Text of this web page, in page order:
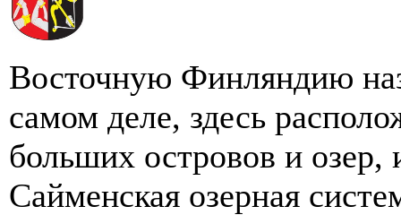
Восточную Финляндию
самом деле, здесь
больших островов и озер,
Сайменская озерная